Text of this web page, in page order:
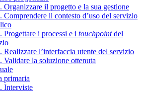
Organizzare il progetto e la sua gestione
Comprendere il contesto d’uso del servizio
Progettare i processi e i touchpointdel
Realizzare l’interfaccia utente del servizio
Validare la soluzione ottenuta
primaria
Interviste